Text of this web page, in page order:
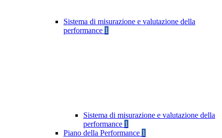
Sistema di misurazione e valutazione della
performance 1
Sistema di misurazione e valutazione della
performance 1
Piano della Performance 1